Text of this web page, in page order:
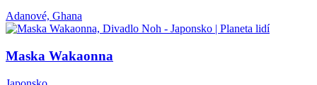
Adanové, Ghana
Maska Wakaonna